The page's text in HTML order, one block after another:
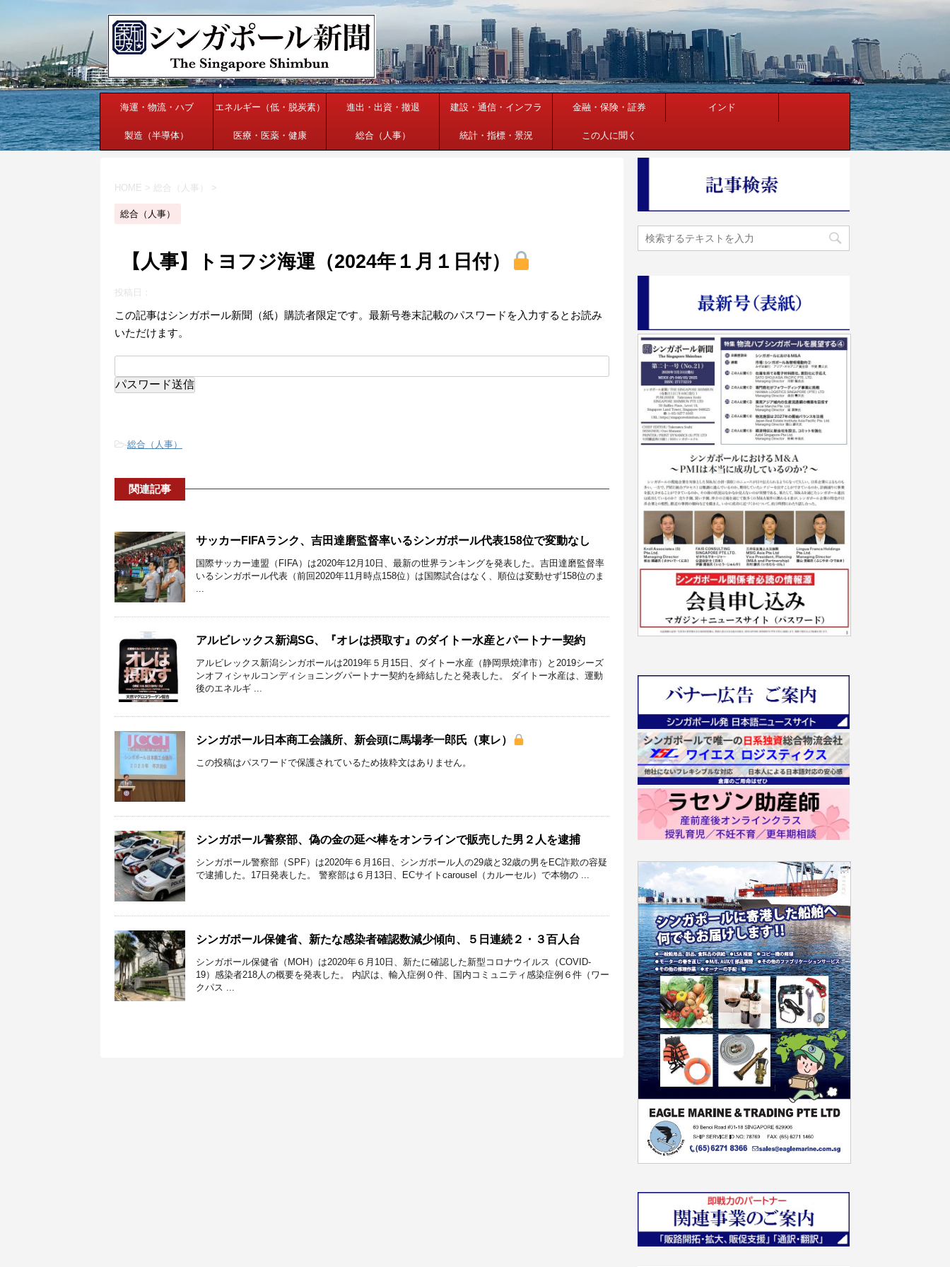
海運・物流・ハブ エネルギー（低・脱炭素） 進出・出資・撤退 建設・通信・インフラ 金融・保険・証券 インド
製造（半導体） 医療・医薬・健康 総合（人事） 統計・指標・景況 この人に聞く
HOME > 総合（人事） >
総合（人事）
【人事】トヨフジ海運（2024年１月１日付）
投稿日：
この記事はシンガポール新聞（紙）購読者限定です。最新号巻末記載のパスワードを入力するとお読み
いただけます。
-総合（人事）
関連記事
サッカーFIFAランク、吉田達磨監督率いるシンガポール代表158位で変動なし
国際サッカー連盟（FIFA）は2020年12月10日、最新の世界ランキングを発表した。吉田達磨監督率
いるシンガポール代表（前回2020年11月時点158位）は国際試合はなく、順位は変動せず158位のま
...
アルビレックス新潟SG、『オレは摂取す』のダイトー水産とパートナー契約
アルビレックス新潟シンガポールは2019年５月15日、ダイトー水産（静岡県焼津市）と2019シーズ
ンオフィシャルコンディショニングパートナー契約を締結したと発表した。 ダイトー水産は、運動
後のエネルギ ...
シンガポール日本商工会議所、新会頭に馬場孝一郎氏（東レ）
この投稿はパスワードで保護されているため抜粋文はありません。
シンガポール警察部、偽の金の延べ棒をオンラインで販売した男２人を逮捕
シンガポール警察部（SPF）は2020年６月16日、シンガポール人の29歳と32歳の男をEC詐欺の容疑
で逮捕した。17日発表した。 警察部は６月13日、ECサイトcarousel（カルーセル）で本物の ...
シンガポール保健省、新たな感染者確認数減少傾向、５日連続２・３百人台
シンガポール保健省（MOH）は2020年６月10日、新たに確認した新型コロナウイルス（COVID-
19）感染者218人の概要を発表した。 内訳は、輸入症例０件、国内コミュニティ感染症例６件（ワー
クパス ...